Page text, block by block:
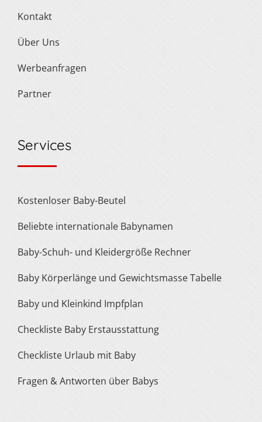
Kontakt
Über Uns
Werbeanfragen
Partner
Services
Kostenloser Baby-Beutel
Beliebte internationale Babynamen
Baby-Schuh- und Kleidergröße Rechner
Baby Körperlänge und Gewichtsmasse Tabelle
Baby und Kleinkind Impfplan
Checkliste Baby Erstausstattung
Checkliste Urlaub mit Baby
Fragen & Antworten über Babys